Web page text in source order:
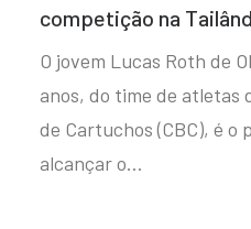
competição na
O jovem Lucas Roth de
anos, do time de atletas
de Cartuchos (CBC), é o
alcançar o…